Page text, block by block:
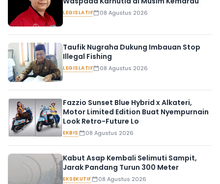
LEGISLATIF 08 Agustus 2026
Taufik Nugraha Dukung Imbauan Stop
Illegal Fishing
LEGISLATIF 08 Agustus 2026
Fazzio Sunset Blue Hybrid x Alkateri,
Motor Limited Edition Buat Nyempurnain
Look Retro-Future Lo
EKBIS 08 Agustus 2026
Kabut Asap Kembali Selimuti Sampit,
Jarak Pandang Turun 300 Meter
EKSEKUTIF 08 Agustus 2026